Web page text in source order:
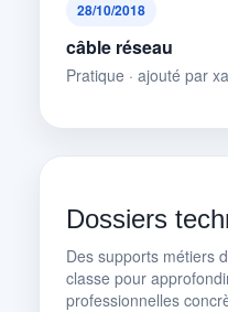
28/10/2018
câble réseau
Pratique · ajouté par
Dossiers
Des supports métiers
classe pour
professionnelles